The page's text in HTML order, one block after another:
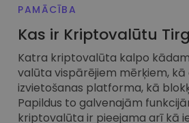
PAMĀCĪBA
Kas ir Kriptovalūtu
Katra kriptovalūta kalpo
valūta vispārējiem mērķiem,
izvietošanas platforma, kā
Papildus to galvenajām
kriptovalūta ir pieejama arī kā